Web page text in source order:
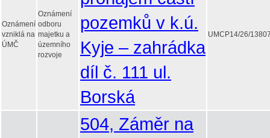
Oznámení
vzniklá na
ÚMČ
Oznámení
odboru
majetku a
územního
rozvoje
pozemků v k.ú.
Kyje – zahrádka
díl č. 111 ul.
Borská
UMCP14/26/
504, Záměr na